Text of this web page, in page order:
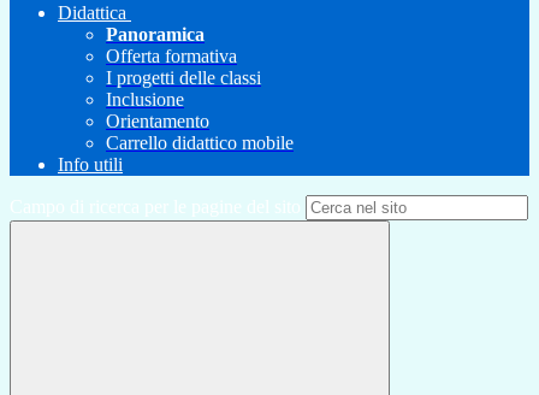
Didattica
Panoramica
Offerta formativa
I progetti delle classi
Inclusione
Orientamento
Carrello didattico mobile
Info utili
Campo di ricerca per le pagine del sito